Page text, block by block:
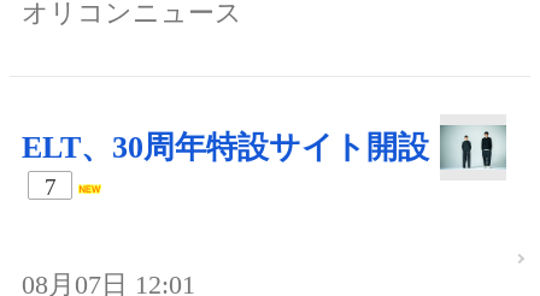
オリコンニュース
ELT、30周年特設サイト開設
7
08月07日 12:01